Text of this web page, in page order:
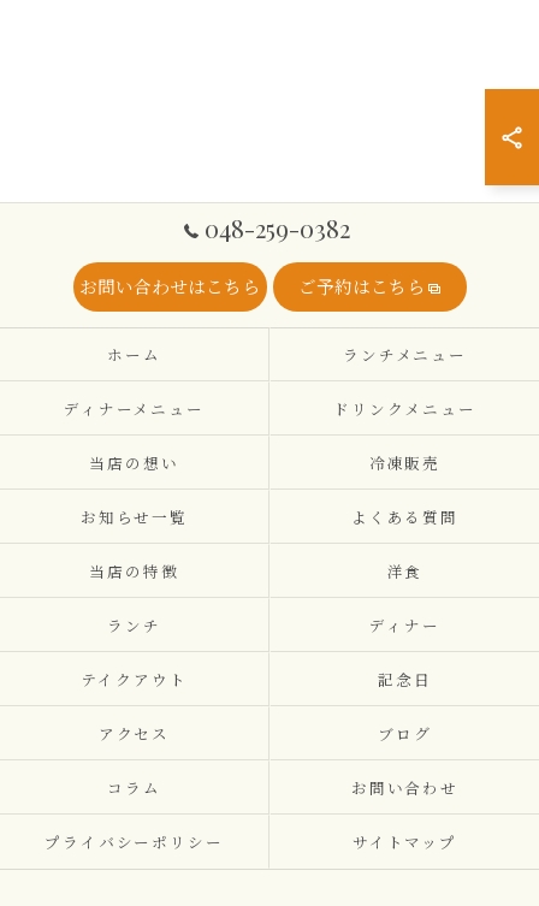
048-259-0382
お問い合わせはこちら ご予約はこちら
ホーム ランチメニュー
ディナーメニュー ドリンクメニュー
当店の想い 冷凍販売
お知らせ一覧 よくある質問
当店の特徴 洋食
ランチ ディナー
テイクアウト 記念日
アクセス ブログ
コラム お問い合わせ
プライバシーポリシー サイトマップ